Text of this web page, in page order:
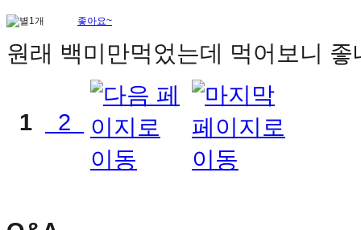
좋아요~
원래 백미만먹었는데 먹어보니
1 2